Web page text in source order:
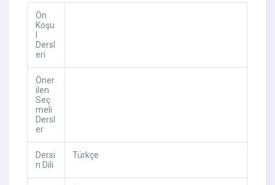
Ön
Koşu
Dersl
eri
Öner
ilen
Seç
meli
Dersl
er
Dersi
n Dili
Türkçe